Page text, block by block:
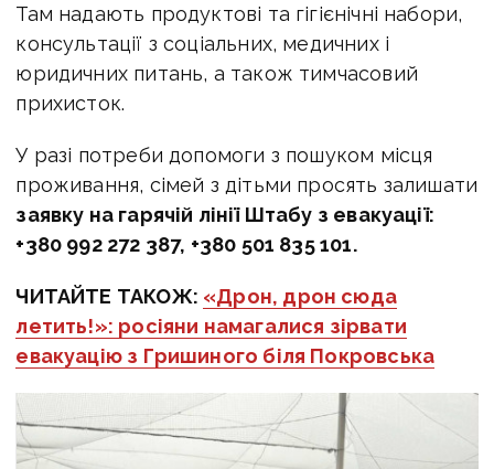
Там надають продуктові та гігієнічні набори,
консультації з соціальних, медичних і
юридичних питань, а також тимчасовий
прихисток.
У разі потреби допомоги з пошуком місця
проживання, сімей з дітьми просять залишати
заявку на гарячій лінії Штабу з евакуації:
+380 992 272 387, +380 501 835 101.
ЧИТАЙТЕ ТАКОЖ: «Дрон, дрон сюда
летить!»: росіяни намагалися зірвати
евакуацію з Гришиного біля Покровська